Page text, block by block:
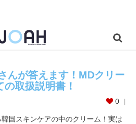
んが答えます！MDクリー
取扱説明書！
0
国スキンケアの中のクリーム！実は